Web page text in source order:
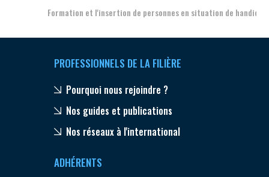
Formation et l'insertion de personnes en situation de handicap
PROFESSIONNELS DE LA FILIÈRE
Pourquoi nous rejoindre ?
Nos guides et publications
Nos réseaux à l'international
ADHÉRENTS